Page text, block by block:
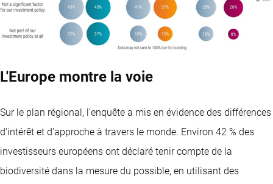
L'Europe montre la voie
Sur le plan régional, l'enquête a mis en évidence des différences
d'intérêt et d'approche à travers le monde. Environ 42 % des
investisseurs européens ont déclaré tenir compte de la
biodiversité dans la mesure du possible, en utilisant des